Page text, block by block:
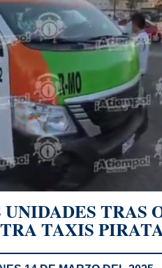
TRAS
TAXIS